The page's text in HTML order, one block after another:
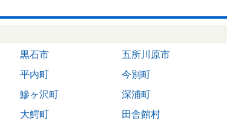
黒石市
五所川原市
平内町
今別町
鰺ヶ沢町
深浦町
大鰐町
田舎館村